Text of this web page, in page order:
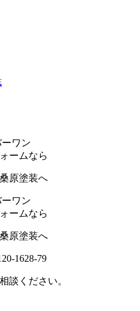
ームなら
原塗装へ
ームなら
原塗装へ
談ください。